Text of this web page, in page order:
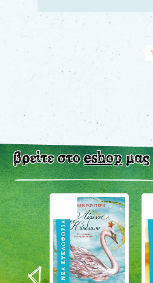
1
βρείτε στοeshopμας